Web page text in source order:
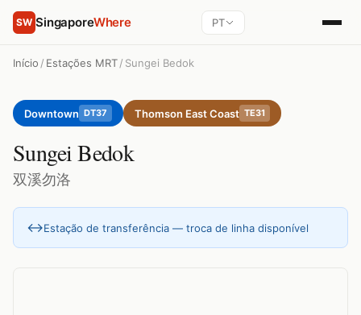
SW SingaporeWhere PT
Início / Estações MRT/ Sungei Bedok
Downtown DT37 Thomson East Coast TE31
Sungei Bedok
双溪勿洛
↔Estação de transferência — troca de linha disponível